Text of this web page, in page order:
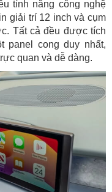
tính năng công nghệ
giải trí 12 inch và cụm
Tất cả đều được tích
panel cong duy nhất,
quan và dễ dàng.